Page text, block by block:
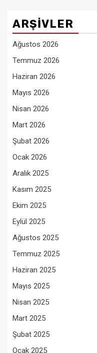
ARŞIVLER
Ağustos 2026
Temmuz 2026
Haziran 2026
Mayıs 2026
Nisan 2026
Mart 2026
Şubat 2026
Ocak 2026
Aralık 2025
Kasım 2025
Ekim 2025
Eylül 2025
Ağustos 2025
Temmuz 2025
Haziran 2025
Mayıs 2025
Nisan 2025
Mart 2025
Şubat 2025
Ocak 2025